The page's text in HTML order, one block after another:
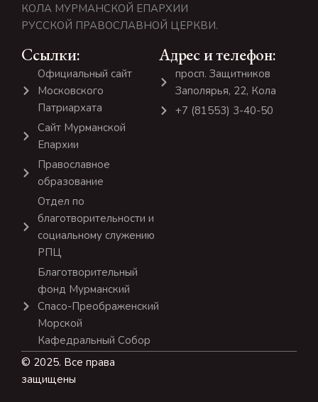
КОЛА МУРМАНСКОЙ ЕПАРХИИ
РУССКОЙ ПРАВОСЛАВНОЙ ЦЕРКВИ.
Ссылки:
Официальный сайт
Московского
Патриархата
Сайт Мурманской
Епархии
Православное
образование
Отдел по
благотворительности и
социальному служению
РПЦ
Благотворительный
фонд Мурманский
Спасо-Преображенский
Морской
Кафедральный Собор
Адрес и телефон:
просп. Защитников
Заполярья, 22, Кола
+7 (81553) 3-40-50
© 2025. Все права
защищены